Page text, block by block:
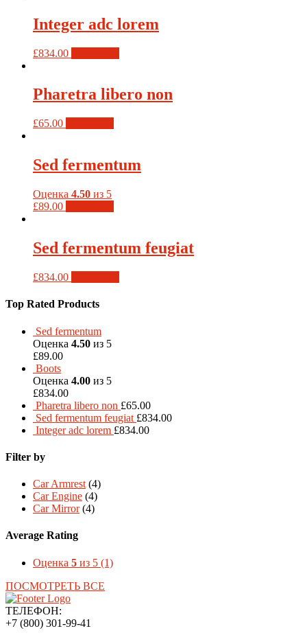
Integer adc lorem
£834.00
Pharetra libero non
£65.00
Sed fermentum
Оценка 4.50 из 5
£89.00
Sed fermentum feugiat
£834.00
Top Rated Products
Sed fermentum
Оценка 4.50 из 5
£89.00
Boots
Оценка 4.00 из 5
£834.00
Pharetra libero non £65.00
Sed fermentum feugiat £834.00
Integer adc lorem £834.00
Filter by
Car Armrest (4)
Car Engine (4)
Car Mirror (4)
Average Rating
Оценка 5 из 5 (1)
ПОСМОТРЕТЬ ВСЕ
ТЕЛЕФОН:
+7 (800) 301-99-41